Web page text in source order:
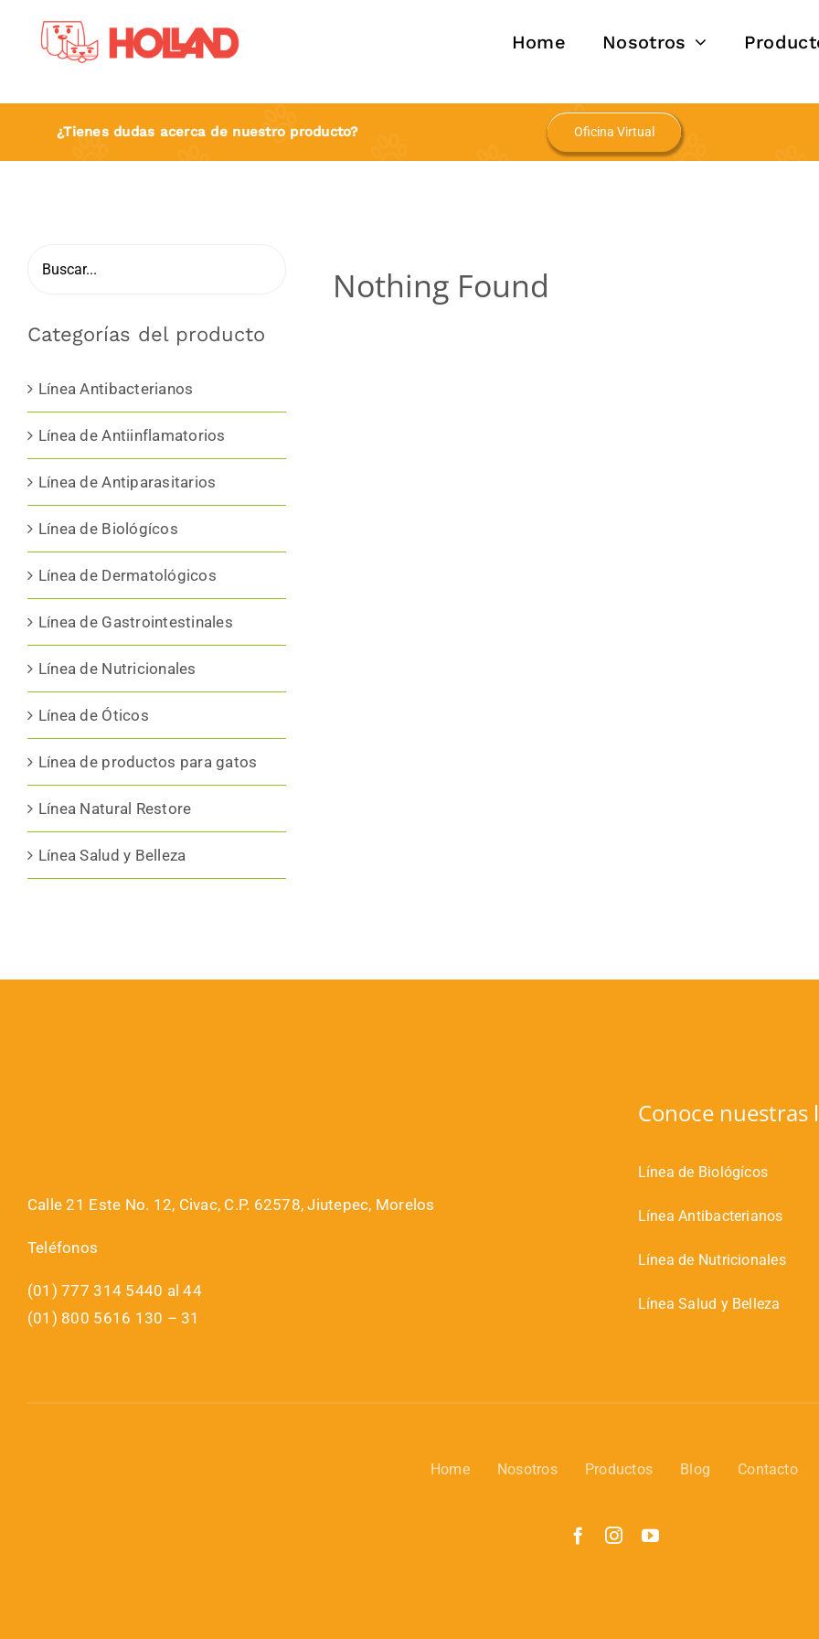
Home Nosotros
¿Tienes dudas acerca de nuestro producto? Oficina Virtual
Categorías del producto
Línea Antibacterianos
Línea de Antiinflamatorios
Línea de Antiparasitarios
Línea de Biológícos
Línea de Dermatológicos
Línea de Gastrointestinales
Línea de Nutricionales
Línea de Óticos
Línea de productos para gatos
Línea Natural Restore
Línea Salud y Belleza
Nothing Found
Calle 21 Este No. 12, Civac, C.P. 62578, Jiutepec, Morelos
Teléfonos
(01) 777 314 5440 al 44
(01) 800 5616 130 – 31
Conoce nuestras
Línea de Biológícos
Línea Antibacterianos
Línea de Nutricionales
Línea Salud y Belleza
Home Nosotros Productos Blog Contacto